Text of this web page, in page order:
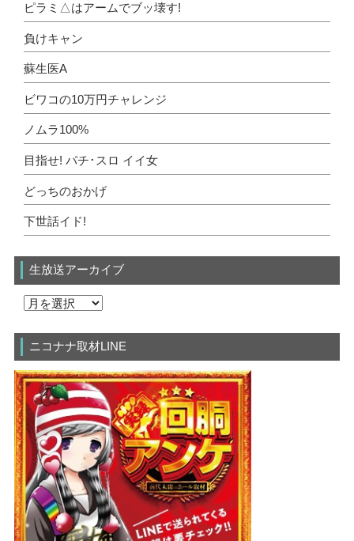
ピラミ△はアームでブッ壊す!
負けキャン
蘇生医A
ビワコの10万円チャレンジ
ノムラ100%
目指せ! パチ･スロ イイ女
どっちのおかげ
下世話イド!
生放送アーカイブ
ニコナナ取材LINE